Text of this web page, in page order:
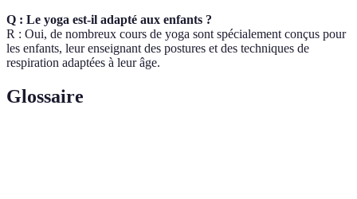
Q : Le yoga est-il adapté aux enfants ?
R : Oui, de nombreux cours de yoga sont spécialement conçus pour
les enfants, leur enseignant des postures et des techniques de
respiration adaptées à leur âge.
Glossaire